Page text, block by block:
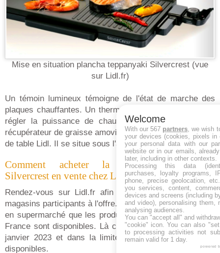
Mise en situation plancha teppanyaki Silvercrest (vue
sur Lidl.fr)
Un témoin lumineux témoigne de l'état de marche des
plaques chauffantes. Un thermostat amovible permet de
régler la puissance de chauffe. Bien entendu un bac
récupérateur de graisse amovible équipe le gril électrique
de table Lidl. Il se situe sous l'appareil.
Comment acheter la plancha teppanyaki
Silvercrest en vente chez Lidl ?
Rendez-vous sur Lidl.fr afin de découvrir la liste des
magasins participants à l'offre. En effet, c'est uniquement
en supermarché que les produits à prix imbattables Lidl
France sont disponibles. Là ce sera à partir du jeudi 19
janvier 2023 et dans la limite des quantités et stocks
disponibles.
Welcome
With our 567 partners , we wish
your devices (cookies, pixels
your personal data with our
website or in our emails,
later, including in other contexts.
Processing this data
purchases, loyalty programs,
phone, precise geolocation,
you services, content,
devices and screens (including
and video), personalising them,
analysing audiences.
You can "accept all" and
"cookie" icon. You can also
to processing activities not
remain valid for 1 day.
powered